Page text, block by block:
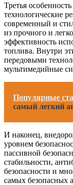
Третья
технологические
современный и
из прочного и
эффективность
топлива. Внутри
передовыми
мультимедийные
Популярные
самый легкий
И наконец,
уровнем
пассивной
стабильности,
безопасности и
самых безопасных